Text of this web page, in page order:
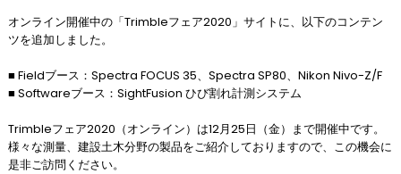
オンライン開催中の「Trimbleフェア2020」サイトに、以下のコンテン
ツを追加しました。
■ Fieldブース：Spectra FOCUS 35、Spectra SP80、Nikon Nivo-Z/F
■ Softwareブース：SightFusion ひび割れ計測システム
Trimbleフェア2020（オンライン）は12月25日（金）まで開催中です。
様々な測量、建設土木分野の製品をご紹介しておりますので、この機会に
是非ご訪問ください。